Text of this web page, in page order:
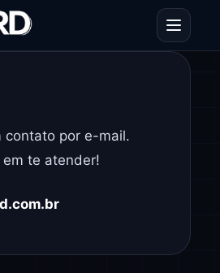
Abrir
contato por e-mail.
te atender!